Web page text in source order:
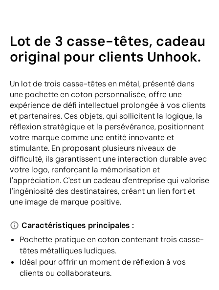
Lot de 3 casse-têtes, cadeau
original pour clients Unhook.
Un lot de trois casse-têtes en métal, présenté dans
une pochette en coton personnalisée, offre une
expérience de défi intellectuel prolongée à vos clients
et partenaires. Ces objets, qui sollicitent la logique, la
réflexion stratégique et la persévérance, positionnent
votre marque comme une entité innovante et
stimulante. En proposant plusieurs niveaux de
difficulté, ils garantissent une interaction durable avec
votre logo, renforçant la mémorisation et
l'appréciation. C'est un cadeau d'entreprise qui valorise
l'ingéniosité des destinataires, créant un lien fort et
une image de marque positive.
Caractéristiques principales :
Pochette pratique en coton contenant trois casse-
têtes métalliques ludiques.
Idéal pour offrir un moment de réflexion à vos
clients ou collaborateurs.